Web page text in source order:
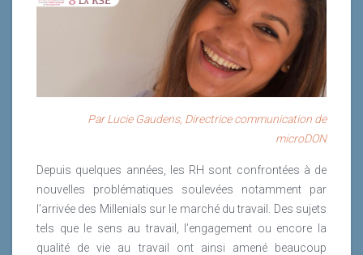
Par Lucie Gaudens, Directrice communication de
microDON
Depuis quelques années, les RH sont confrontées à de
nouvelles problématiques soulevées notamment par
l’arrivée des Millenials sur le marché du travail. Des sujets
tels que le sens au travail, l’engagement ou encore la
qualité de vie au travail ont ainsi amené beaucoup